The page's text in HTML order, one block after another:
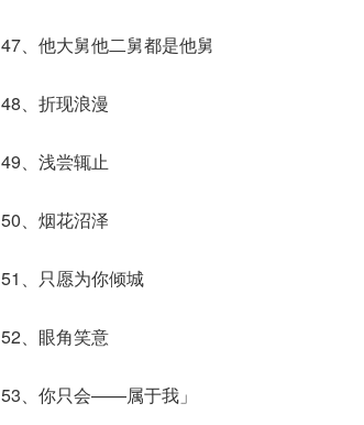
47、他大舅他二舅都是他舅
48、折现浪漫
49、浅尝辄止
50、烟花沼泽
51、只愿为你倾城
52、眼角笑意
53、你只会——属于我」